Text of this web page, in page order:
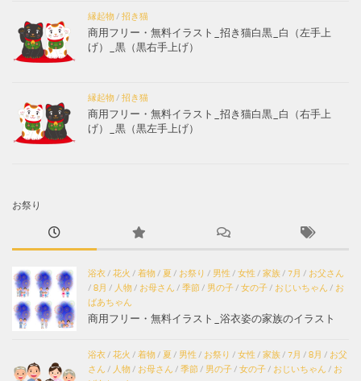
縁起物/ 招き猫
商用フリー・無料イラスト_招き猫白黒_白（左手上
げ）_黒（黒右手上げ）
縁起物/ 招き猫
商用フリー・無料イラスト_招き猫白黒_白（右手上
げ）_黒（黒左手上げ）
お祭り
浴衣/ 花火 / 着物/ 夏 / お祭り / 男性 / 女性 / 家族/ 7月 / お父さん
/ 8月 / 人物/ お母さん / 季節/ 男の子/ 女の子/ おじいちゃん / お
ばあちゃん
商用フリー・無料イラスト_浴衣姿の家族のイラスト
浴衣/ 花火 / 着物/ 夏 / 男性 / お祭り / 女性 / 家族/ 7月 / 8月 / お父
さん / 人物/ お母さん / 季節/ 男の子/ 女の子/ おじいちゃん / お